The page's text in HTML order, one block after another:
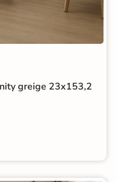
greige 23x153,2